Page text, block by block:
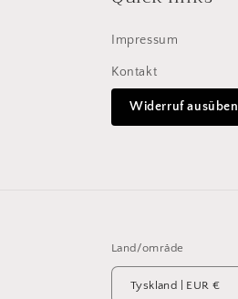
Impressum
Kontakt
Widerruf ausüben
Land/område
Tyskland | EUR €